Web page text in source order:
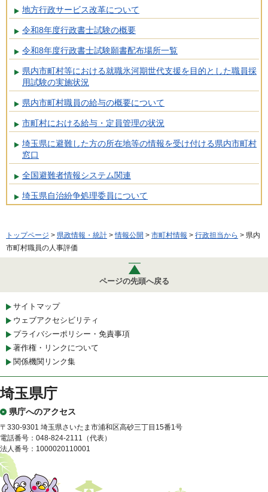
地方行政サービス改革について
令和8年度行政書士試験の概要
令和8年度行政書士試験願書配布場所一覧
県内市町村等における就職氷河期世代支援を目的とした職員採
用試験の実施状況
県内市町村職員の給与の概要について
市町村における給与・定員管理の状況
埼玉県に避難した方の所在地等の情報を受け付ける県内市町村
窓口
全国避難者情報システム関連
埼玉県自治紛争処理委員について
トップページ > 県政情報・統計 >情報公開 > 市町村情報 > 行政担当から > 県内
市町村職員の人事評価
ページの先頭へ戻る
サイトマップ
ウェブアクセシビリティ
プライバシーポリシー・免責事項
著作権・リンクについて
関係機関リンク集
埼玉県庁
県庁へのアクセス
〒330-9301 埼玉県さいたま市浦和区高砂三丁目15番1号
電話番号：048-824-2111（代表）
法人番号：1000020110001